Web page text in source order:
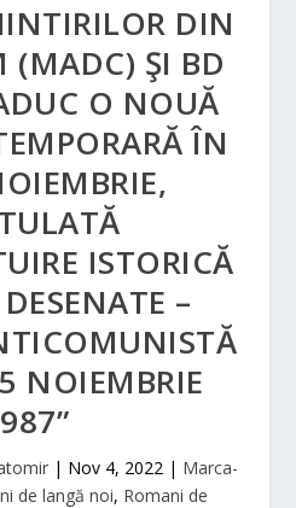
DIN
(MADC) ŞI BD
O NOUĂ
ÎN
ISTORICĂ
–
NOIEMBRIE
| Nov 4, 2022| Marca-
de langă noi, Romani de